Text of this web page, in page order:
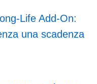
Life Add-On:
una scadenza